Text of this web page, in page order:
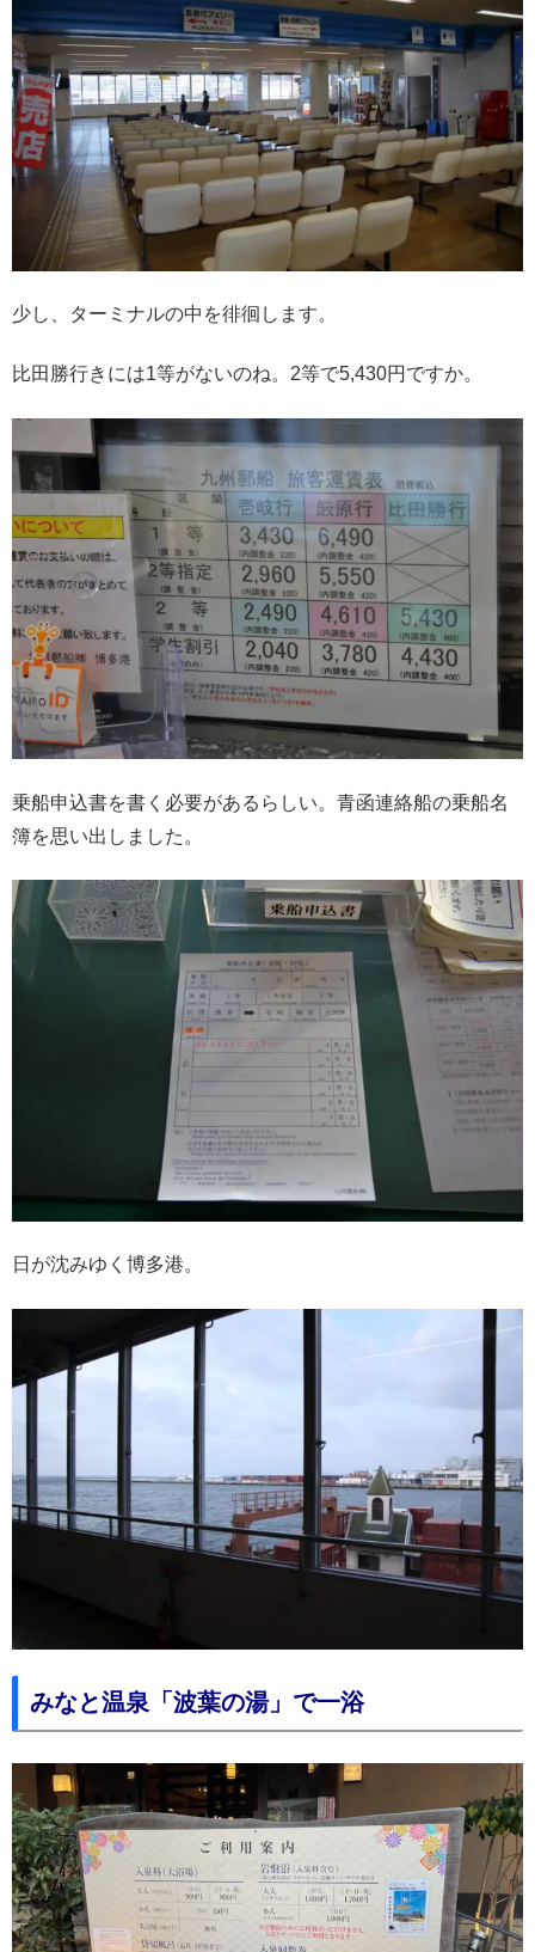
少し、ターミナルの中を徘徊します。
比田勝行きには1等がないのね。2等で5,430円ですか。
乗船申込書を書く必要があるらしい。青函連絡船の乗船名
簿を思い出しました。
日が沈みゆく博多港。
みなと温泉「波葉の湯」で一浴